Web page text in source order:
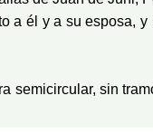
a él y a su esposa,
semicircular, sin